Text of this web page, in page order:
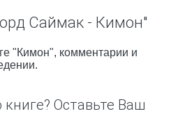
Саймак - Кимон"
"Кимон", комментарии и
Оставьте Ваш